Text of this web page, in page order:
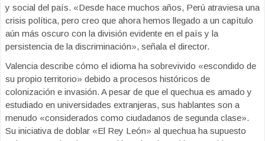
y social del país. «Desde hace muchos años, Perú atraviesa una
crisis política, pero creo que ahora hemos llegado a un capítulo
aún más oscuro con la división evidente en el país y la
persistencia de la discriminación», señala el director.
Valencia describe cómo el idioma ha sobrevivido «escondido de
su propio territorio» debido a procesos históricos de
colonización e invasión. A pesar de que el quechua es amado y
estudiado en universidades extranjeras, sus hablantes son a
menudo «considerados como ciudadanos de segunda clase».
Su iniciativa de doblar «El Rey León» al quechua ha supuesto